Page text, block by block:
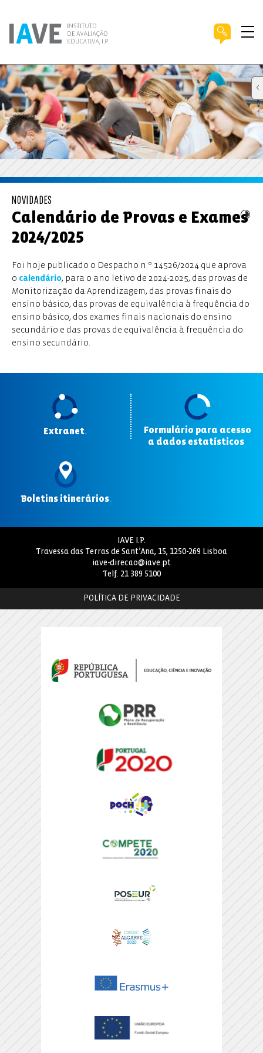
NOVIDADES
Calendário de Provas e Exames
2024/2025
Foi hoje publicado o Despacho n.º 14526/2024 que aprova
o calendário, para o ano letivo de 2024-2025, das provas de
Monitorização da Aprendizagem, das provas finais do
ensino básico, das provas de equivalência à frequência do
ensino básico, dos exames finais nacionais do ensino
secundário e das provas de equivalência à frequência do
ensino secundário.
Extranet.
Formulário para acesso
a dados estatísticos
Boletins itinerários.
IAVE I.P.
Travessa das Terras de Sant’Ana, 15, 1250-269 Lisboa
iave-direcao@iave.pt
Telf. 21 389 5100
POLÍTICA DE PRIVACIDADE